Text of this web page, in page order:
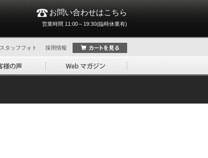
お問い合わせはこちら
営業時間 11:00～19:30(臨時休業有)
スタッフフォト 採用情報